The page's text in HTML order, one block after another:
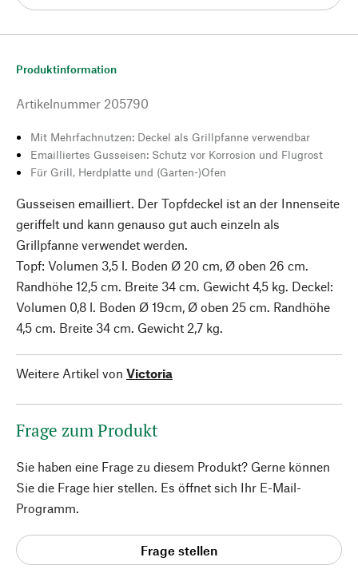
Produktinformation
Artikelnummer 205790
Mit Mehrfachnutzen: Deckel als Grillpfanne verwendbar
Emailliertes Gusseisen: Schutz vor Korrosion und Flugrost
Für Grill, Herdplatte und (Garten-)Ofen
Gusseisen emailliert. Der Topfdeckel ist an der Innenseite
geriffelt und kann genauso gut auch einzeln als
Grillpfanne verwendet werden.
Topf: Volumen 3,5 l. Boden Ø 20 cm, Ø oben 26 cm.
Randhöhe 12,5 cm. Breite 34 cm. Gewicht 4,5 kg. Deckel:
Volumen 0,8 l. Boden Ø 19cm, Ø oben 25 cm. Randhöhe
4,5 cm. Breite 34 cm. Gewicht 2,7 kg.
Weitere Artikel von Victoria
Frage zum Produkt
Sie haben eine Frage zu diesem Produkt? Gerne können
Sie die Frage hier stellen. Es öffnet sich Ihr E-Mail-
Programm.
Frage stellen